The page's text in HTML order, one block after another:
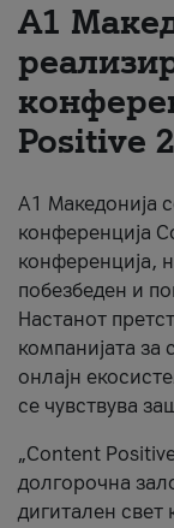
А1
Positive
А1 Македонија
конференција
конференција,
побезбеден и
Настанот
компанијата за
онлајн
се чувствува
„Content
долгорочна
дигитален свет